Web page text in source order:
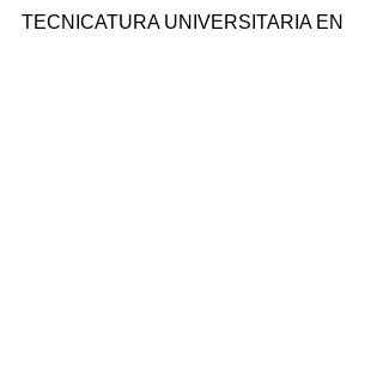
TECNICATURA UNIVERSITARIA EN